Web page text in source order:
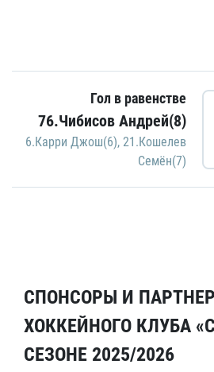
Гол в равенстве
76.Чибисов Андрей(8)
6.Карри Джош(6), 21.Кошелев
Семён(7)
СПОНСОРЫ И
ХОККЕЙНОГО КЛУБА
СЕЗОНЕ 2025/2026